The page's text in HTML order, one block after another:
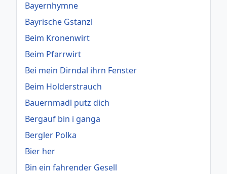
Bayernhymne
Bayrische Gstanzl
Beim Kronenwirt
Beim Pfarrwirt
Bei mein Dirndal ihrn Fenster
Beim Holderstrauch
Bauernmadl putz dich
Bergauf bin i ganga
Bergler Polka
Bier her
Bin ein fahrender Gesell